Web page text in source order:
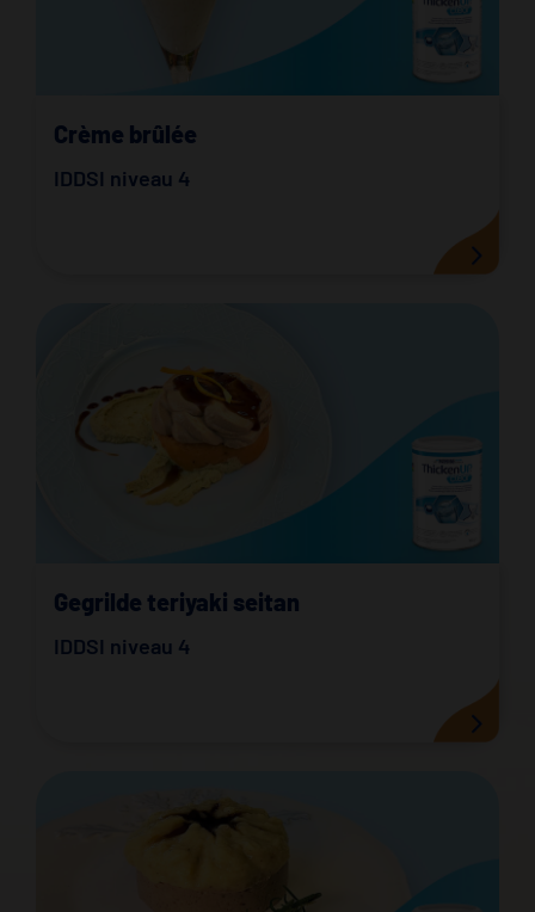
Crème brûlée
IDDSI niveau 4
Gegrilde teriyaki seitan
IDDSI niveau 4